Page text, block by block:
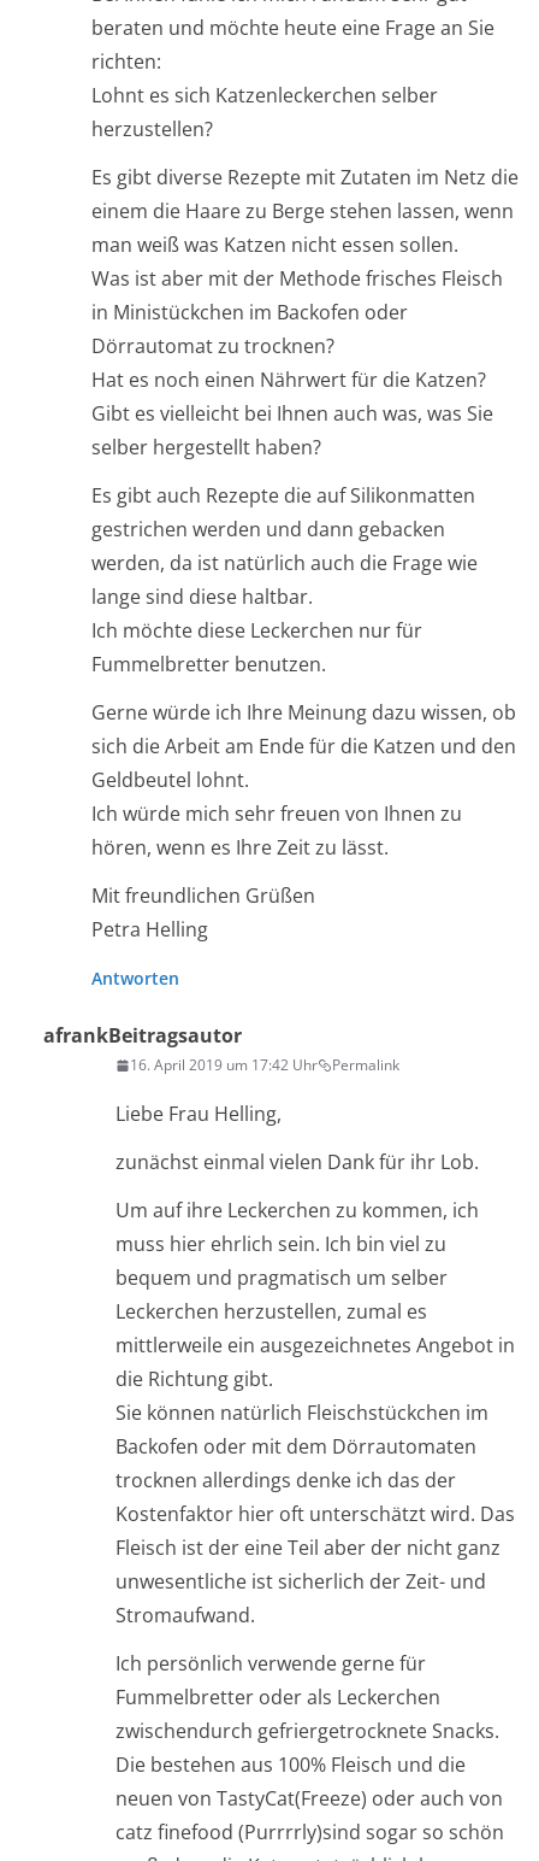
beraten und möchte heute eine Frage an Sie
richten:
Lohnt es sich Katzenleckerchen selber
herzustellen?
Es gibt diverse Rezepte mit Zutaten im Netz die
einem die Haare zu Berge stehen lassen, wenn
man weiß was Katzen nicht essen sollen.
Was ist aber mit der Methode frisches Fleisch
in Ministückchen im Backofen oder
Dörrautomat zu trocknen?
Hat es noch einen Nährwert für die Katzen?
Gibt es vielleicht bei Ihnen auch was, was Sie
selber hergestellt haben?
Es gibt auch Rezepte die auf Silikonmatten
gestrichen werden und dann gebacken
werden, da ist natürlich auch die Frage wie
lange sind diese haltbar.
Ich möchte diese Leckerchen nur für
Fummelbretter benutzen.
Gerne würde ich Ihre Meinung dazu wissen, ob
sich die Arbeit am Ende für die Katzen und den
Geldbeutel lohnt.
Ich würde mich sehr freuen von Ihnen zu
hören, wenn es Ihre Zeit zu lässt.
Mit freundlichen Grüßen
Petra Helling
Antworten
afrankBeitragsautor
16. April 2019 um 17:42 Uhr Permalink
Liebe Frau Helling,
zunächst einmal vielen Dank für ihr Lob.
Um auf ihre Leckerchen zu kommen, ich
muss hier ehrlich sein. Ich bin viel zu
bequem und pragmatisch um selber
Leckerchen herzustellen, zumal es
mittlerweile ein ausgezeichnetes Angebot in
die Richtung gibt.
Sie können natürlich Fleischstückchen im
Backofen oder mit dem Dörrautomaten
trocknen allerdings denke ich das der
Kostenfaktor hier oft unterschätzt wird. Das
Fleisch ist der eine Teil aber der nicht ganz
unwesentliche ist sicherlich der Zeit- und
Stromaufwand.
Ich persönlich verwende gerne für
Fummelbretter oder als Leckerchen
zwischendurch gefriergetrocknete Snacks.
Die bestehen aus 100% Fleisch und die
neuen von TastyCat(Freeze) oder auch von
catz finefood (Purrrrly)sind sogar so schön